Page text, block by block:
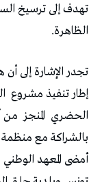
تهدف إلى ترسيخ
الظاهرة.
تجدر الإشارة إلى أن
إطار تنفيذ مشروع
الحضري المنجز من
بالشراكة مع منظمة
أمضى المعهد